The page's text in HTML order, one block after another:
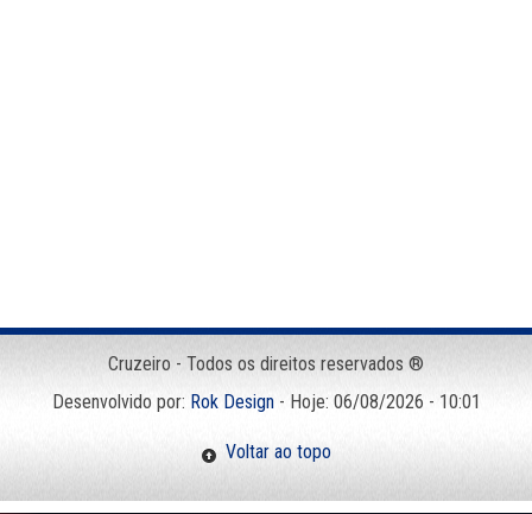
Cruzeiro - Todos os direitos reservados ®
Desenvolvido por: Rok Design- Hoje: 06/08/2026 - 10:01
Voltar ao topo